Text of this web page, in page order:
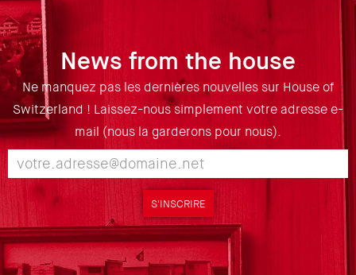
News from the house
Ne manquez pas les dernières nouvelles sur House of
Switzerland ! Laissez-nous simplement votre adresse e-
mail (nous la garderons pour nous).
S'INSCRIRE